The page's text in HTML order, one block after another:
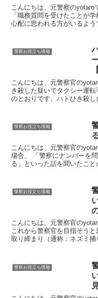
こんにちは、元警察のyotaro
「職務質問を受けたことが
心配に思われる方がいるよう
警察お役立ち情報
こんにちは、元警察官の
き殺した疑いでタクシー運
のとおりです。ハトひき殺
警察お役立ち情報
こんにちは、元警察官の
場合、 「警察にナンバーを
る」といった話を聞いたこ
警察お役立ち情報
こんにちは、元警察官の
これから警察官を目指そう
取り締まり（通称：ネズミ
警察お役立ち情報